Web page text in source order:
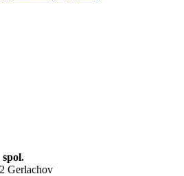
Gerlachov